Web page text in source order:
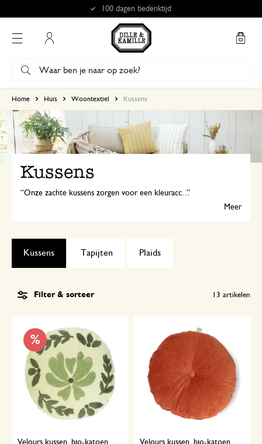
Gratis afhalen in onze winkels*
Home Huis Woontextiel Kussens
Kussens
Onze zachte kussens zorgen voor een kleuraccent in verschillende ruimtes in je huis. Leg een paar kussens op de bank, of op je favoriete (tuin)stoel, of stapel ze op een mooi opgemaakt bed.
Meer
Kussens Tapijten Plaids
Filter & sorteer 13 artikelen
%